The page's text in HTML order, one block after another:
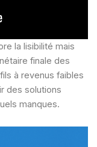
la lisibilité mais
finale des
à revenus faibles
des solutions
manques.